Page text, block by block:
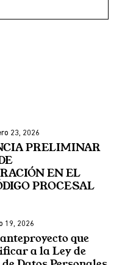
23, 2026
PRELIMINAR
EN EL
PROCESAL
19, 2026
que
a la Ley de